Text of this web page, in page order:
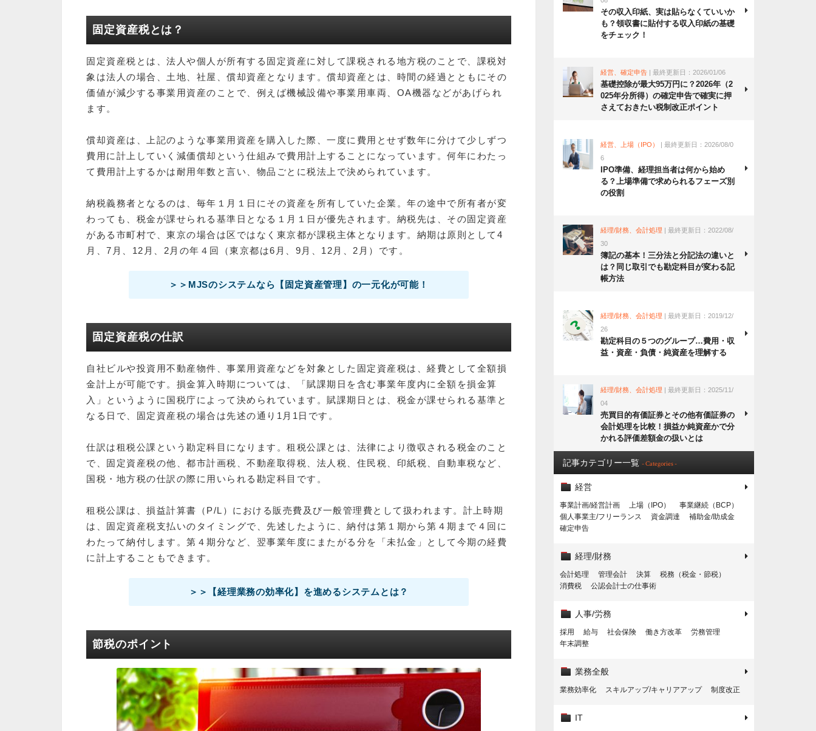
固定資産税とは？
固定資産税とは、法人や個人が所有する固定資産に対して課税される地方税のことで、課税対
象は法人の場合、土地、社屋、償却資産となります。償却資産とは、時間の経過とともにその
価値が減少する事業用資産のことで、例えば機械設備や事業用車両、OA機器などがあげられ
ます。
償却資産は、上記のような事業用資産を購入した際、一度に費用とせず数年に分けて少しずつ
費用に計上していく減価償却という仕組みで費用計上することになっています。何年にわたっ
て費用計上するかは耐用年数と言い、物品ごとに税法上で決められています。
納税義務者となるのは、毎年１月１日にその資産を所有していた企業。年の途中で所有者が変
わっても、税金が課せられる基準日となる１月１日が優先されます。納税先は、その固定資産
がある市町村で、東京の場合は区ではなく東京都が課税主体となります。納期は原則として4
月、7月、12月、2月の年４回（東京都は6月、9月、12月、2月）です。
＞＞MJSのシステムなら【固定資産管理】の一元化が可能！
固定資産税の仕訳
自社ビルや投資用不動産物件、事業用資産などを対象とした固定資産税は、経費として全額損
金計上が可能です。損金算入時期については、「賦課期日を含む事業年度内に全額を損金算
入」というように国税庁によって決められています。賦課期日とは、税金が課せられる基準と
なる日で、固定資産税の場合は先述の通り1月1日です。
仕訳は租税公課という勘定科目になります。租税公課とは、法律により徴収される税金のこと
で、固定資産税の他、都市計画税、不動産取得税、法人税、住民税、印紙税、自動車税など、
国税・地方税の仕訳の際に用いられる勘定科目です。
租税公課は、損益計算書（P/L）における販売費及び一般管理費として扱われます。計上時期
は、固定資産税支払いのタイミングで、先述したように、納付は第１期から第４期まで４回に
わたって納付します。第４期分など、翌事業年度にまたがる分を「未払金」として今期の経費
に計上することもできます。
＞＞【経理業務の効率化】を進めるシステムとは？
節税のポイント
その収入印紙、実は貼らなくていいか
も？領収書に貼付する収入印紙の基礎
をチェック！
経営、確定申告 | 最終更新日：2026/01/06
基礎控除が最大95万円に？2026年（2
025年分所得）の確定申告で確実に押
さえておきたい税制改正ポイント
経営、上場（IPO）
| 最終更新日：2026/08/0
6
IPO準備、経理担当者は何から始め
る？上場準備で求められるフェーズ別
の役割
経理/財務、会計処理 | 最終更新日：2022/08/
30
簿記の基本！三分法と分記法の違いと
は？同じ取引でも勘定科目が変わる記
帳方法
経理/財務、会計処理 | 最終更新日：2019/12/
26
勘定科目の５つのグループ…費用・収
益・資産・負債・純資産を理解する
経理/財務、会計処理 | 最終更新日：2025/11/
04
売買目的有価証券とその他有価証券の
会計処理を比較！損益か純資産かで分
かれる評価差額金の扱いとは
記事カテゴリー一覧 - Categories -
経営
事業計画/経営計画 上場（IPO）
事業継続（BCP）
個人事業主/フリーランス
資金調達
補助金/助成金
確定申告
経理/財務
会計処理 管理会計 決算
税務（税金・節税）
消費税
公認会計士の仕事術
人事/労務
採用 給与 社会保険 働き方改革
労務管理
年末調整
業務全般
業務効率化 スキルアップ/キャリアアップ 制度改正
IT